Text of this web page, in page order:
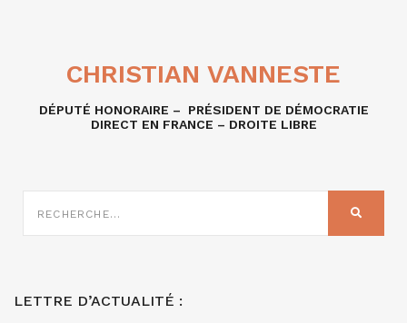
CHRISTIAN VANNESTE
DÉPUTÉ HONORAIRE – PRÉSIDENT DE DÉMOCRATIE
DIRECT EN FRANCE – DROITE LIBRE
SUR
LETTRE D’ACTUALITÉ :